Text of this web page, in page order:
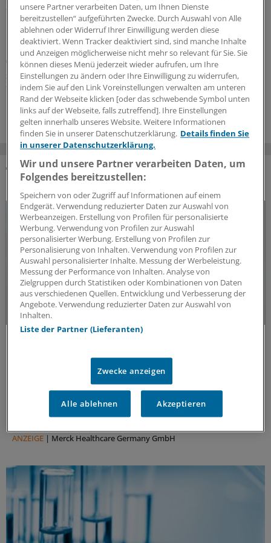
anhaltende Wirksamkeit und ein günstiges Nutzen-
Risiko-Profil gezeigt – sowohl bei kürzlich
diagnostizierten, therapienaiven Patientinnen und
Patienten mit aktiver schubförmiger Multipler Sklerose
(RMS) als auch in der Gesamtpopulation.
Sonderbericht|Mit freundlicher Unterstützung von: Novartis Pharma
GmbH, Nürnberg
17.06.2026
DAS KÖNNTE SIE AUCH INTERESSIEREN
Erkenntnisse und Entwicklungen
Multiple Sklerose (MS) kann weitreichende
Auswirkungen auf körperliche und kognitive
Fähigkeiten haben. Aktuelle Erkenntnisse eröffnen
ANZEIGE | Merck Healthcare Germany GmbH
unsere Partner verarbeiten Daten, um Ihnen Dienste
bereitzustellen“ aufgeführten Zwecke. Durch Auswahl von Alle
ablehnen oder Widerruf Ihrer Einwilligung werden diese
deaktiviert. Wenn Tracker deaktiviert sind, sind manche Inhalte
und Anzeigen möglicherweise nicht mehr so relevant für Sie. Sie
können dieses Menü jederzeit wieder aufrufen, um Ihre
Einstellungen zu ändern oder Ihre Einwilligung zu widerrufen,
indem Sie auf den Link Voreinstellungen verwalten am unteren
Rand der Webseite klicken [oder das schwebende Symbol unten
links auf der Webseite, falls zutreffend]. Ihre Einstellungen
gelten innerhalb unseres Website. Weitere Informationen
finden Sie in unserer Datenschutzerklärung. Details finden Sie
in unserer Datenschutzerklärung.
Wir und unsere Partner verarbeiten Daten, um
Folgendes bereitzustellen:
Speichern von oder Zugriff auf Informationen auf einem
Endgerät. Verwendung reduzierter Daten zur Auswahl von
Werbeanzeigen. Erstellung von Profilen für personalisierte
Werbung. Verwendung von Profilen zur Auswahl
personalisierter Werbung. Erstellung von Profilen zur
Personalisierung von Inhalten. Verwendung von Profilen zur
Auswahl personalisierter Inhalte. Messung der Werbeleistung.
Messung der Performance von Inhalten. Analyse von
Zielgruppen durch Statistiken oder Kombinationen von Daten
aus verschiedenen Quellen. Entwicklung und Verbesserung der
Angebote. Verwendung reduzierter Daten zur Auswahl von
Inhalten.
Liste der Partner (Lieferanten)
Zwecke anzeigen
Alle ablehnen Akzeptieren